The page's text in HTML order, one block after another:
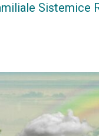
Sistemice